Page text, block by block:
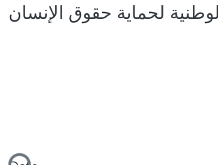
لحماية حقوق الإنسان